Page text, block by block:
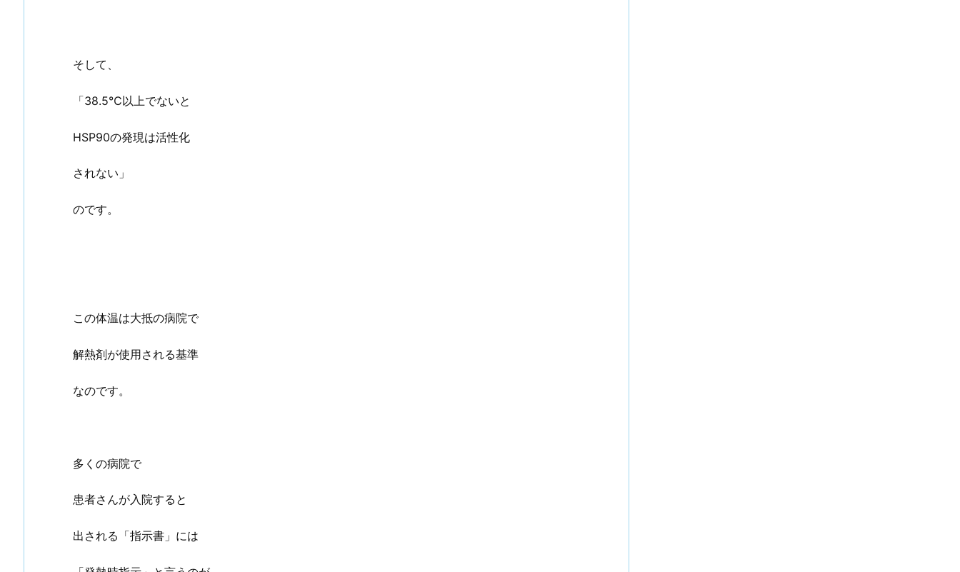
そして、
「38.5℃以上でないと
HSP90の発現は活性化
されない」
のです。
この体温は大抵の病院で
解熱剤が使用される基準
なのです。
多くの病院で
患者さんが入院すると
出される「指示書」には